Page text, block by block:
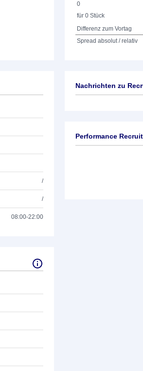
0
für 0 Stück
Differenz zum Vortag
Spread absolut / relativ
/
/
08:00-22:00
Nachrichten zu
Performance